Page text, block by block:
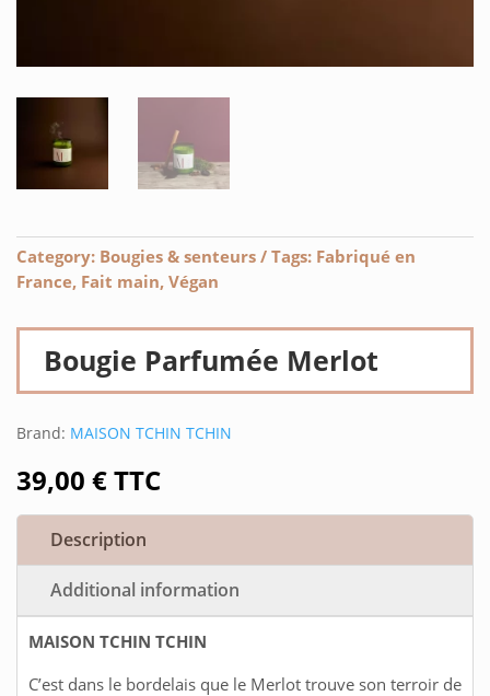
Category: Bougies & senteurs Tags: Fabriqué en
France, Fait main, Végan
Bougie Parfumée Merlot
Brand: MAISON TCHIN TCHIN
39,00 €TTC
Description
Additional information
MAISON TCHIN TCHIN
C’est dans le bordelais que le Merlot trouve son terroir de